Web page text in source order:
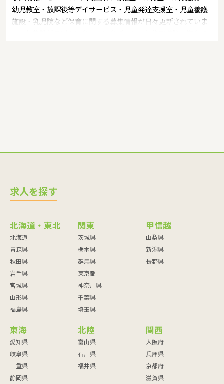
幼児教室・放課後等デイサービス・児童発達支援室・児童養護
施設・乳児院など保育に関する募集情報が日々更新されていま
求人を探す
北海道・東北
北海道
青森県
秋田県
岩手県
宮城県
山形県
福島県
関東
茨城県
栃木県
群馬県
東京都
神奈川県
千葉県
埼玉県
甲信越
山梨県
新潟県
長野県
東海
愛知県
岐阜県
三重県
静岡県
北陸
富山県
石川県
福井県
関西
大阪府
兵庫県
京都府
滋賀県